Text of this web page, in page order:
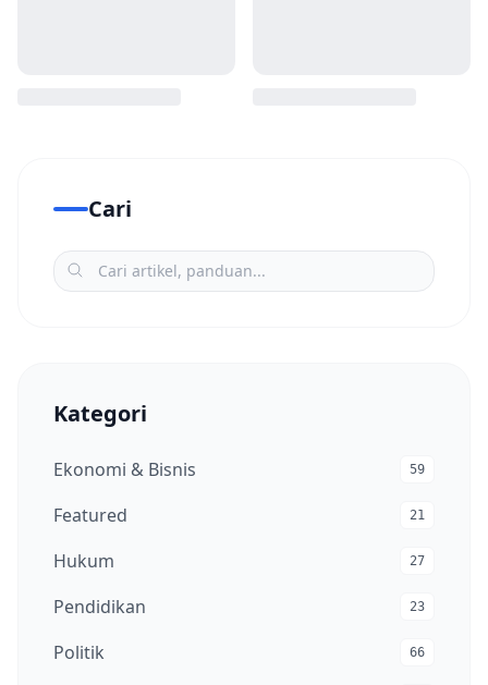
Cari
Kategori
Ekonomi & Bisnis 59
Featured 21
Hukum 27
Pendidikan 23
Politik 66